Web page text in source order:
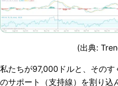
(出典:
私たちが97,000ドルと、その
のサポート（支持線）を割り込